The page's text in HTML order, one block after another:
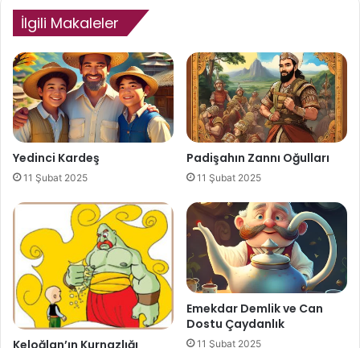
İlgili Makaleler
Yedinci Kardeş
11 Şubat 2025
Padişahın Zannı Oğulları
11 Şubat 2025
Emekdar Demlik ve Can
Dostu Çaydanlık
11 Şubat 2025